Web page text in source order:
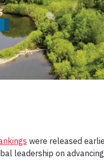
were released
leadership on